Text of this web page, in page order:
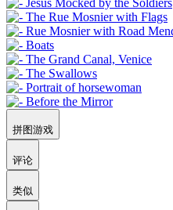
拼图游戏
评论
类似